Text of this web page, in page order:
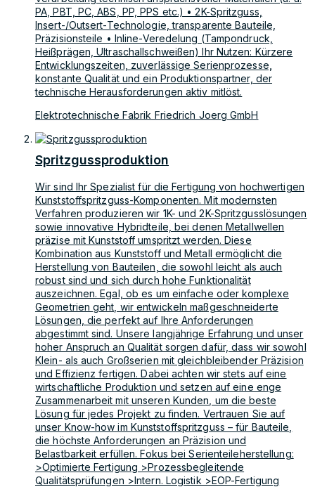
PA, PBT, PC, ABS, PP, PPS etc.) • 2K-Spritzguss,
Insert-/Outsert-Technologie, transparente Bauteile,
Präzisionsteile • Inline-Veredelung (Tampondruck,
Heißprägen, Ultraschallschweißen) Ihr Nutzen: Kürzere
Entwicklungszeiten, zuverlässige Serienprozesse,
konstante Qualität und ein Produktionspartner, der
technische Herausforderungen aktiv mitlöst.
Elektrotechnische Fabrik Friedrich Joerg GmbH
Spritzgussproduktion
Wir sind Ihr Spezialist für die Fertigung von hochwertigen
Kunststoffspritzguss-Komponenten. Mit modernsten
Verfahren produzieren wir 1K- und 2K-Spritzgusslösungen
sowie innovative Hybridteile, bei denen Metallwellen
präzise mit Kunststoff umspritzt werden. Diese
Kombination aus Kunststoff und Metall ermöglicht die
Herstellung von Bauteilen, die sowohl leicht als auch
robust sind und sich durch hohe Funktionalität
auszeichnen. Egal, ob es um einfache oder komplexe
Geometrien geht, wir entwickeln maßgeschneiderte
Lösungen, die perfekt auf Ihre Anforderungen
abgestimmt sind. Unsere langjährige Erfahrung und unser
hoher Anspruch an Qualität sorgen dafür, dass wir sowohl
Klein- als auch Großserien mit gleichbleibender Präzision
und Effizienz fertigen. Dabei achten wir stets auf eine
wirtschaftliche Produktion und setzen auf eine enge
Zusammenarbeit mit unseren Kunden, um die beste
Lösung für jedes Projekt zu finden. Vertrauen Sie auf
unser Know-how im Kunststoffspritzguss – für Bauteile,
die höchste Anforderungen an Präzision und
Belastbarkeit erfüllen. Fokus bei Serienteileherstellung:
>Optimierte Fertigung >Prozessbegleitende
Qualitätsprüfungen >Intern. Logistik >EOP-Fertigung